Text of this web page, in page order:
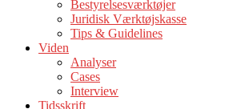
Bestyrelsesværktøjer
Juridisk Værktøjskasse
Tips & Guidelines
Viden
Analyser
Cases
Interview
Tidsskrift